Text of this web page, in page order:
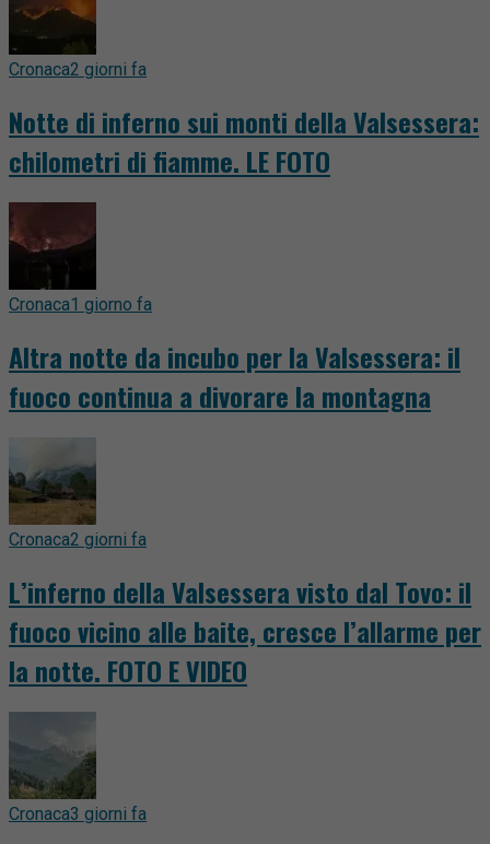
Cronaca2 giorni fa
Notte di inferno sui monti della Valsessera:
chilometri di fiamme. LE FOTO
Cronaca1 giorno fa
Altra notte da incubo per la Valsessera: il
fuoco continua a divorare la montagna
Cronaca2 giorni fa
L’inferno della Valsessera visto dal Tovo: il
fuoco vicino alle baite, cresce l’allarme per
la notte. FOTO E VIDEO
Cronaca3 giorni fa